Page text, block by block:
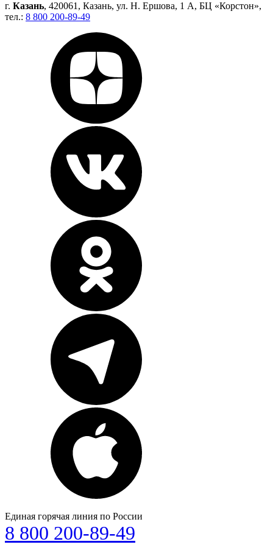
г. Казань, 420061, Казань, ул. Н. Ершова, 1 А, БЦ «Корстон»,
тел.: 8 800 200-89-49
Единая горячая линия по России
8 800 200-89-49